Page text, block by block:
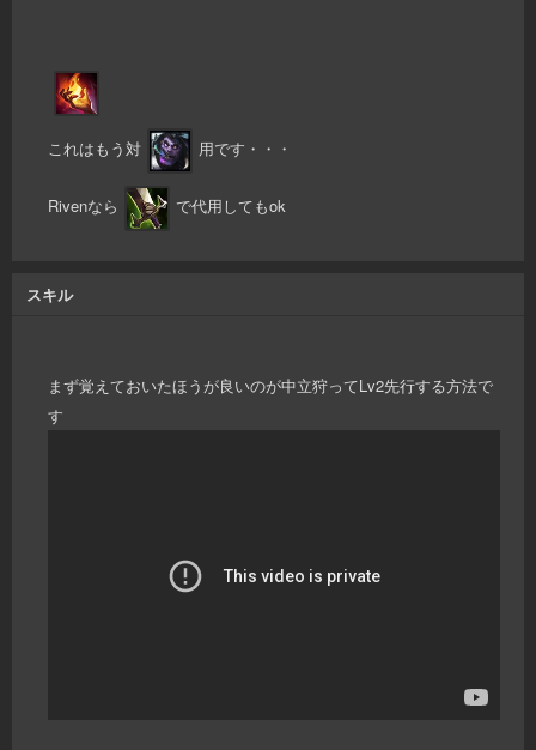
これはもう対 用です・・・
Rivenなら で代用してもok
スキル
まず覚えておいたほうが良いのが中立狩ってLv2先行する方法で
す